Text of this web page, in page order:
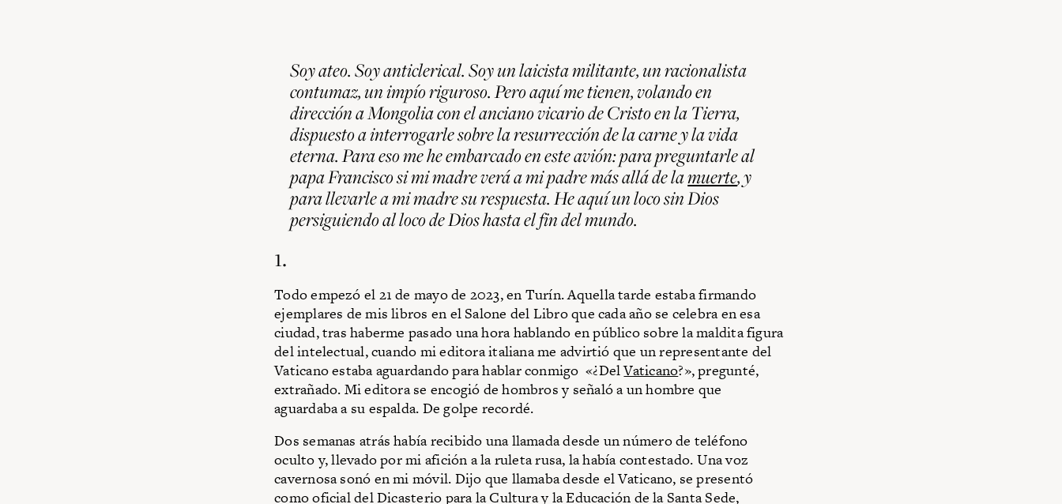
Soy ateo. Soy anticlerical. Soy un laicista militante, un racionalista
contumaz, un impío riguroso. Pero aquí me tienen, volando en
dirección a Mongolia con el anciano vicario de Cristo en la Tierra,
dispuesto a interrogarle sobre la resurrección de la carne y la vida
eterna. Para eso me he embarcado en este avión: para preguntarle al
papa Francisco si mi madre verá a mi padre más allá de lamuerte, y
para llevarle a mi madre su respuesta. He aquí un loco sin Dios
persiguiendo al loco de Dios hasta el fin del mundo.
1.
Todo empezó el 21 de mayo de 2023, en Turín. Aquella tarde estaba firmando
ejemplares de mis libros en el Salone del Libro que cada año se celebra en esa
ciudad, tras haberme pasado una hora hablando en público sobre la maldita figura
del intelectual, cuando mi editora italiana me advirtió que un representante del
Vaticano estaba aguardando para hablar conmigo «¿DelVaticano?», pregunté,
extrañado. Mi editora se encogió de hombros y señaló a un hombre que
aguardaba a su espalda. De golpe recordé.
Dos semanas atrás había recibido una llamada desde un número de teléfono
oculto y, llevado por mi afición a la ruleta rusa, la había contestado. Una voz
cavernosa sonó en mi móvil. Dijo que llamaba desde el Vaticano, se presentó
como oficial del Dicasterio para la Cultura y la Educación de la Santa Sede,